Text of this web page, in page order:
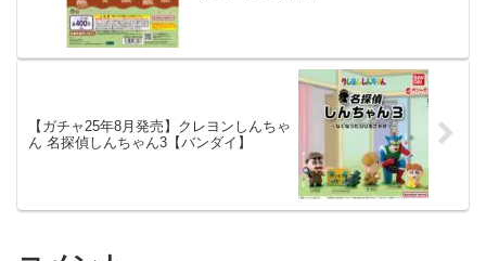
【ガチャ25年8月発売】クレヨンしんちゃ
ん 名探偵しんちゃん3【バンダイ】